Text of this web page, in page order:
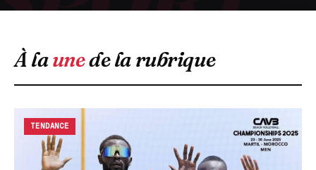
À launede la rubrique
TENDANCE